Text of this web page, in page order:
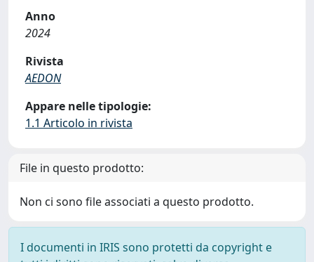
Anno
2024
Rivista
AEDON
Appare nelle tipologie:
1.1 Articolo in rivista
File in questo prodotto:
Non ci sono file associati a questo prodotto.
I documenti in IRIS sono protetti da copyright e